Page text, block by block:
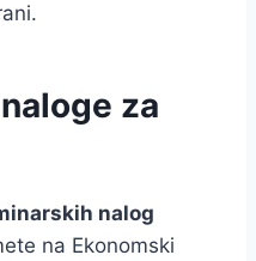
za
nalog
na Ekonomski